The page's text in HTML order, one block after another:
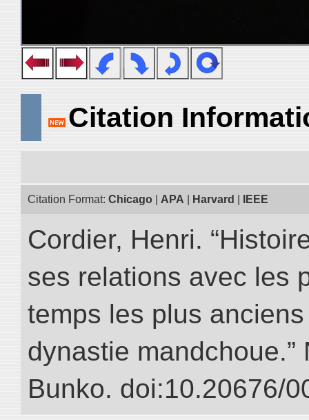
Citation
Citation Format: Chicago APA Harvard IEEE
Cordier, Henri.
ses relations avec les
temps les plus
dynastie mandchoue.”
Bunko. doi:10.20676/